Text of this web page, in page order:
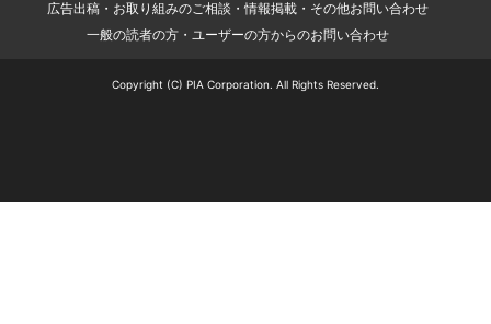
広告出稿・お取り組みのご相談・情報掲載・その他お問い合わせ
一般の読者の方・ユーザーの方からのお問い合わせ
Copyright (C) PIA Corporation. All Rights Reserved.